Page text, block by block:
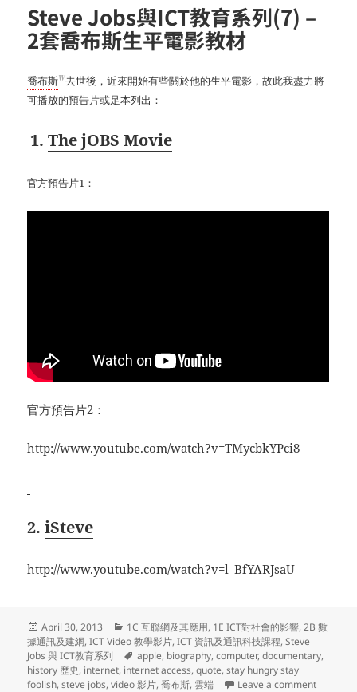
Steve Jobs與ICT教育系列(7) –
2套喬布斯生平電影教材
喬布斯W去世後，近來開始有些關於他的生平電影，故此我盡力將
可播放的預告片或足本列出：
1.The jOBS Movie
官方預告片1：
官方預告片2：
http://www.youtube.com/watch?v=TMycbkYPci8
2.iSteve
http://www.youtube.com/watch?v=l_BfYARJsaU
Posted
on
April 30, 2013 Categories
1C 互聯網及其應用, 1E ICT對社會的影響,2B 數
據通訊及建網,ICT Video 教學影片,ICT 資訊及通訊科技課程,Steve
Jobs 與 ICT教育系列
Tags
apple, biography,computer,documentary,
history 歷史, internet, internet access,quote,stay hungry stay
foolish,steve jobs,video 影片,喬布斯, 雲端 Leave a commenton Steve